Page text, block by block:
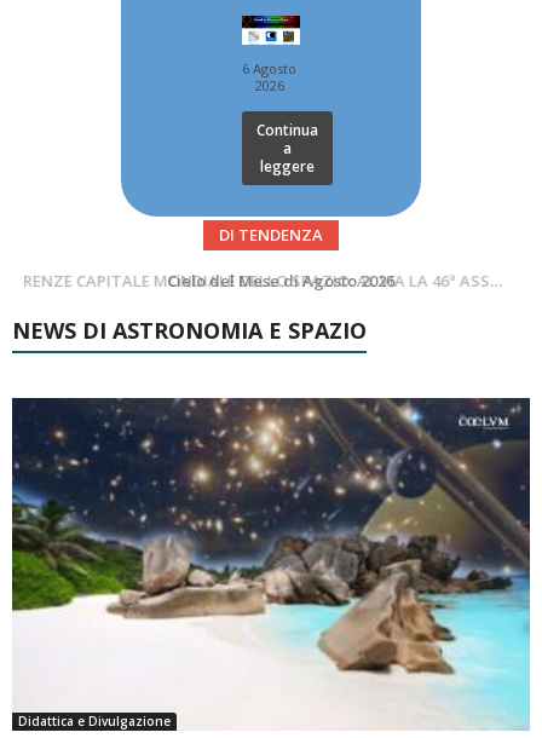
6 Agosto
2026
Continua
a
leggere
DI TENDENZA
Cielo del Mese di Agosto 2026
SUPERNOVAE aggiornamenti del mese – Agosto 2026
NEWS DI ASTRONOMIA E SPAZIO
Didattica e Divulgazione